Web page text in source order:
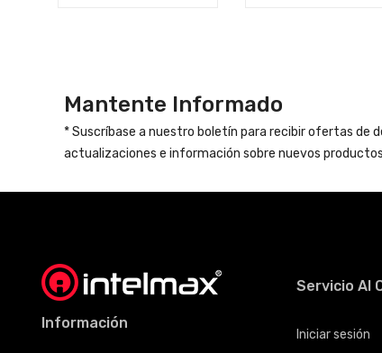
Mantente Informado
* Suscríbase a nuestro boletín para recibir ofertas de
actualizaciones e información sobre nuevos
Información
Servicio Al
Iniciar sesión